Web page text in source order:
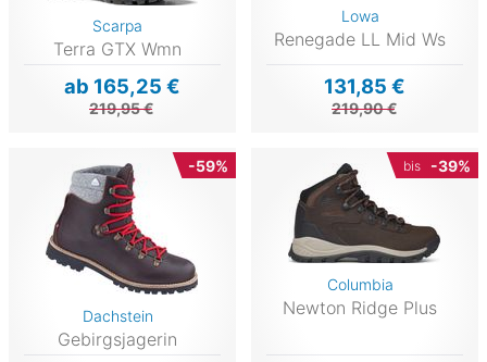
Scarpa
Terra GTX Wmn
ab 165,25 €
219,95 €
Lowa
Renegade LL Mid Ws
131,85 €
219,90 €
-59%
Dachstein
Gebirgsjagerin
bis -39%
Columbia
Newton Ridge Plus